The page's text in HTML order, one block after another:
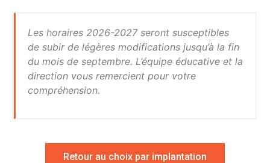
Les horaires 2026-2027 seront susceptibles
de subir de légères modifications jusqu’à la fin
du mois de septembre. L’équipe éducative et la
direction vous remercient pour votre
compréhension.
Retour au choix par implantation